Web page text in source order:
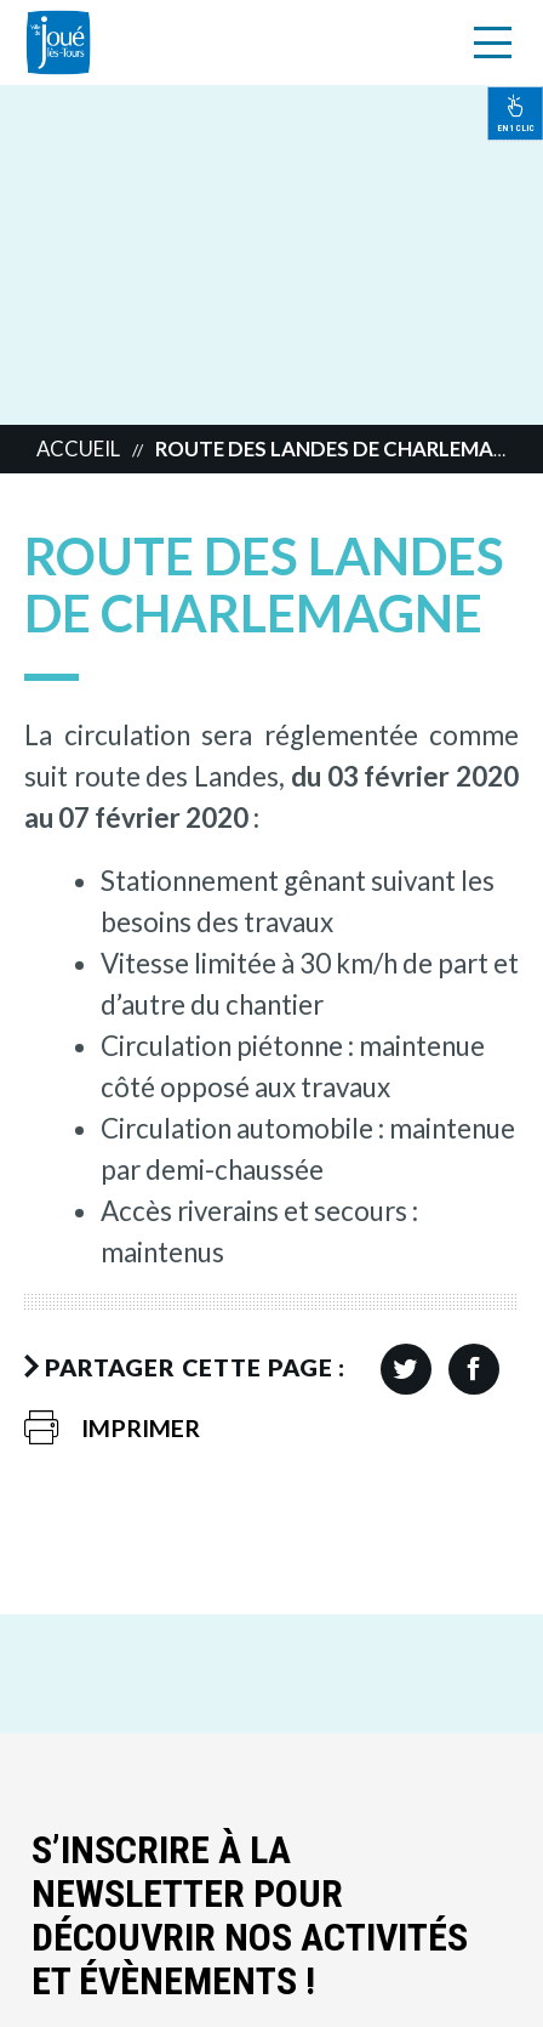
EN 1 CLIC
ACCUEIL // ROUTE DES LANDES DE CHARLEMAGNE
ROUTE DES LANDES
DE CHARLEMAGNE
La circulation sera réglementée comme
suit route des Landes, du 03 février 2020
au 07 février 2020 :
Stationnement gênant suivant les
besoins des travaux
Vitesse limitée à 30 km/h de part et
d’autre du chantier
Circulation piétonne : maintenue
côté opposé aux travaux
Circulation automobile : maintenue
par demi-chaussée
Accès riverains et secours :
maintenus
PARTAGER CETTE PAGE :
IMPRIMER
S’INSCRIRE À LA
NEWSLETTER POUR
DÉCOUVRIR NOS ACTIVITÉS
ET ÉVÈNEMENTS !